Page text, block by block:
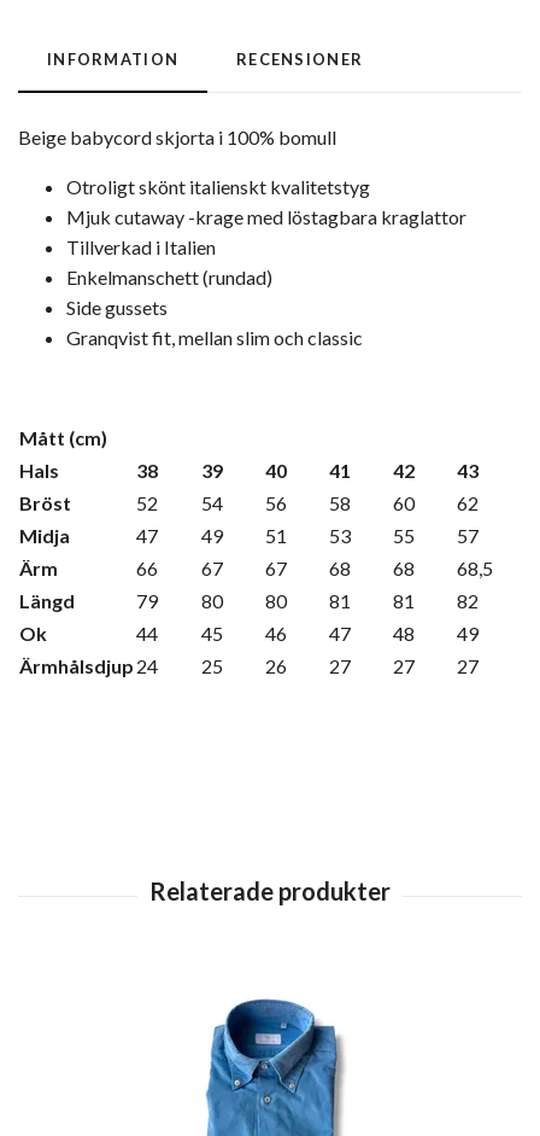
INFORMATION RECENSIONER
Beige babycord skjorta i 100% bomull
Otroligt skönt italienskt kvalitetstyg
Mjuk cutaway -krage med löstagbara kraglattor
Tillverkad i Italien
Enkelmanschett (rundad)
Side gussets
Granqvist fit, mellan slim och classic
Mått (cm)
Hals
38 39 40 41 42
43
Bröst
52 54 56 58 60
62
Midja
47 49 51 53 55
57
Ärm
66 67 67 68 68
68,5
Längd
79 80 80 81 81
82
Ok
44 45 46 47 48
49
Ärmhålsdjup 24 25 26 27 27 27